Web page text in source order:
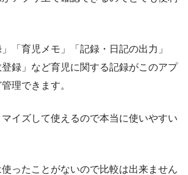
」「育児メモ」「記録・日記の出力」
登録」など育児に関する記録がこのアプ
理できます。
イズして使えるので本当に使いやすい
ったことがないので比較は出来ません